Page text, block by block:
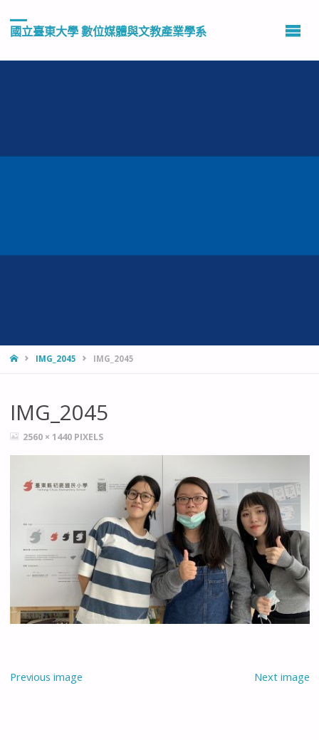
國立臺東大學 數位媒體與文教產業學系
HOMEIMG_2045 IMG_2045
IMG_2045
FULL2560 × 1440 PIXELS
Previous image Next image